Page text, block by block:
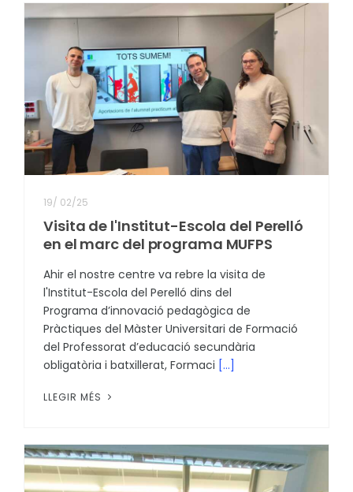
19/ 02/25
Visita de l'Institut-Escola del Perelló
en el marc del programa MUFPS
Ahir el nostre centre va rebre la visita de
l'Institut-Escola del Perelló dins del
Programa d’innovació pedagògica de
Pràctiques del Màster Universitari de Formació
del Professorat d’educació secundària
obligatòria i batxillerat, Formaci [...]
LLEGIR MÉS